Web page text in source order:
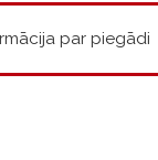
par piegādi